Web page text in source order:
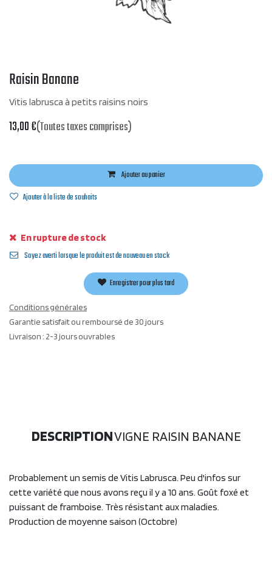
Raisin Banane
Vitis labrusca à petits raisins noirs
13,00€(Toutes taxes comprises)
Ajouter au panier
Ajouter à la liste de souhaits
En rupture de stock
Soyez averti lorsque le produit est de nouveau en stock
Enregistrer pour plus tard
Conditions générales
Garantie satisfait ou remboursé de 30 jours
Livraison : 2-3 jours ouvrables
DESCRIPTIONVIGNE RAISIN BANANE
Probablement un semis de Vitis Labrusca. Peu d'infos sur
cette variété que nous avons reçu il y a 10 ans. Goût foxé et
puissant de framboise. Très résistant aux maladies.
Production de moyenne saison (Octobre)